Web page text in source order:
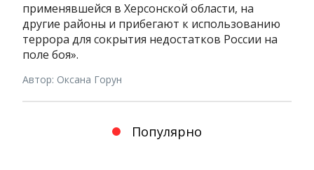
применявшейся в Херсонской области, на
другие районы и прибегают к использованию
террора для сокрытия недостатков России на
поле боя».
Автор: Оксана Горун
Популярно